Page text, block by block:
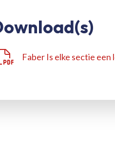
Faber Is elke sectie